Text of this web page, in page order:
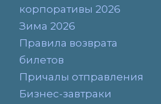
корпоративы 2026
Зима 2026
Правила возврата
билетов
Причалы отправления
Бизнес-завтраки